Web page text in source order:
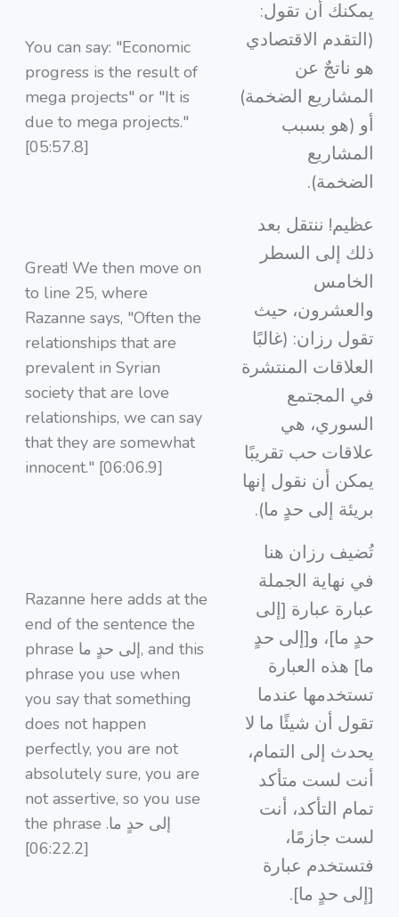
You can say: "Economic
progress is the result of
mega projects" or "It is
due to mega projects."
[05:57.8]
يمكنك أن تقول:
(التقدم الاقتصادي
هو ناتجٌ عن
المشاريع الضخمة)
أو (هو بسبب
المشاريع
الضخمة).
Great! We then move on
to line 25, where
Razanne says, "Often the
relationships that are
prevalent in Syrian
society that are love
relationships, we can say
that they are somewhat
innocent." [06:06.9]
عظيم! ننتقل بعد
ذلك إلى السطر
الخامس
والعشرون، حيث
تقول رزان: (غالبًا
العلاقات المنتشرة
في المجتمع
السوري، هي
علاقات حب تقريبًا
يمكن أن نقول إنها
بريئة إلى حدٍ ما).
Razanne here adds at the
end of the sentence the
phrase إلى حدٍ ما, and this
phrase you use when
you say that something
does not happen
perfectly, you are not
absolutely sure, you are
not assertive, so you use
the phrase إلى حدٍ ما.
[06:22.2]
تُضيف رزان هنا
في نهاية الجملة
عبارة عبارة [إلى
حدٍ ما]، و[إلى حدٍ
ما] هذه العبارة
تستخدمها عندما
تقول أن شيئًا ما لا
يحدث إلى التمام،
أنت لست متأكد
تمام التأكد، أنت
لست جازمًا،
فتستخدم عبارة
[إلى حدٍ ما].